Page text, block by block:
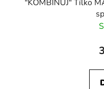
"KOMBINUJ" Tílko